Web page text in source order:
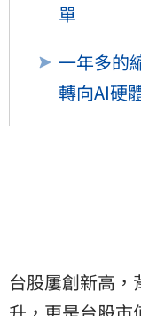
單
一年多的
轉向AI硬
台股屢創新高